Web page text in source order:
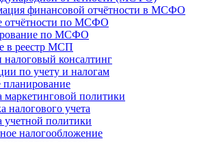
финансовой отчётности в МСФО
отчётности по МСФО
по МСФО
в реестр МСП
налоговый консалтинг
по учету и налогам
планирование
маркетинговой политики
налогового учета
учетной политики
налогообложение